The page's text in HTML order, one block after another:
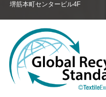
堺筋本町センタービル4F